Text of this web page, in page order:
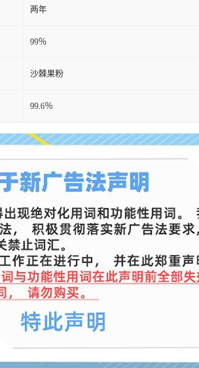
两年
99％
沙棘果粉
99.6％